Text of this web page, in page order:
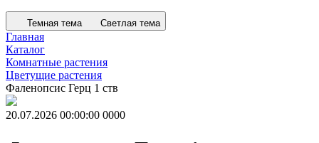
Темная тема Светлая тема
Главная
Каталог
Комнатные растения
Цветущие растения
Фаленопсис Герц 1 ств
20.07.2026 00:00:00 0000